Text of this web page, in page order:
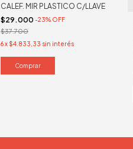
CALEF. MIR PLASTICO C/LLAVE
$29.000 -23% OFF
$37.700
6x $4.833,33 sin interés